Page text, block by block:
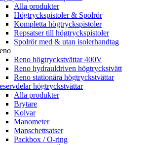
Alla produkter
Högtryckspistoler & Spolrör
Kompletta högtryckspistoler
Repsatser till högtryckspistoler
Spolrör med & utan isolerhandtag
Reno högtryckstvättar 400V
Reno hydrauldriven högtryckstvätt
Reno stationära högtryckstvättar
högtryckstvättar
Alla produkter
Brytare
Kolvar
Manometer
Manschettsatser
Packbox / O-ring